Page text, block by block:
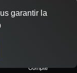
Compte
garantir la